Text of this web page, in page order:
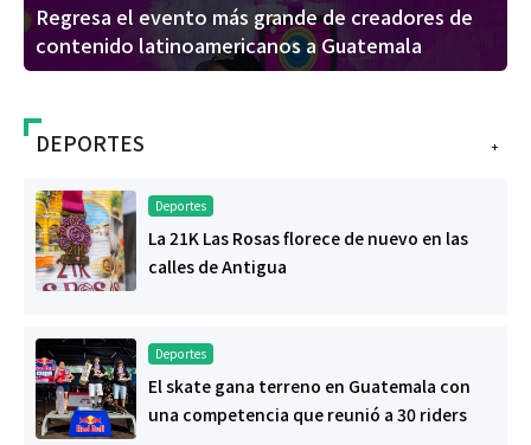
Regresa el evento más grande de creadores de
contenido latinoamericanos a Guatemala
+
DEPORTES
Deportes
La 21K Las Rosas florece de nuevo en las
calles de Antigua
Deportes
El skate gana terreno en Guatemala con
una competencia que reunió a 30 riders